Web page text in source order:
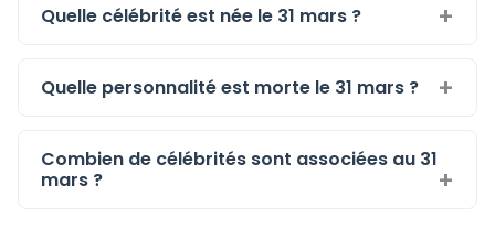
Quelle célébrité est née le 31 mars ?
Quelle personnalité est morte le 31 mars ?
Combien de célébrités sont associées au 31
mars ?